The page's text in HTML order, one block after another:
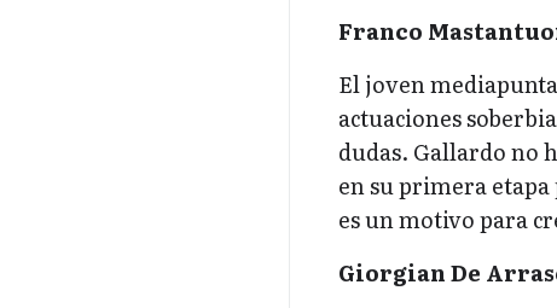
Franco
El joven
actuaciones
dudas. Gallardo no
en su primera
es un motivo para
Giorgian De